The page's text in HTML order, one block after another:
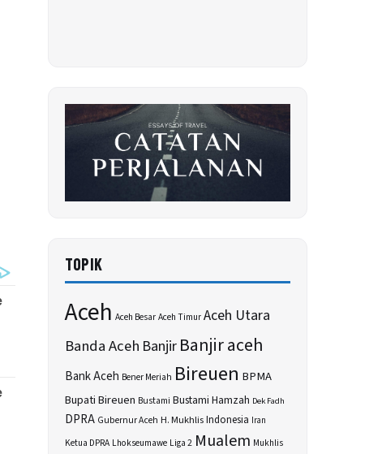
TOPIK
Aceh Aceh BesarAceh TimurAceh Utara
Banda Aceh BanjirBanjir aceh
Bank Aceh Bener Meriah Bireuen BPMA
Bupati Bireuen Bustami Bustami Hamzah Dek Fadh
DPRA Gubernur Aceh H. MukhlisIndonesia Iran
Ketua DPRA Lhokseumawe Liga 2 Mualem Mukhlis